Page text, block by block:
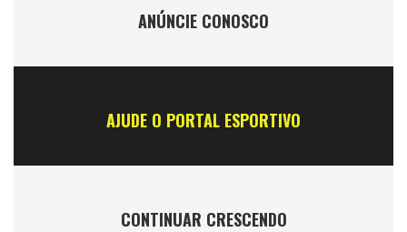
ANÚNCIE CONOSCO
AJUDE O PORTAL ESPORTIVO
CONTINUAR CRESCENDO